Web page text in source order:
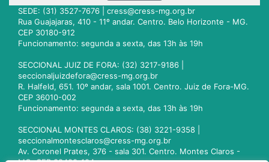
SEDE: (31) 3527-7676 | cress@cress-mg.org.br
Rua Guajajaras, 410 - 11º andar. Centro. Belo Horizonte - MG.
CEP 30180-912
Funcionamento: segunda a sexta, das 13h às 19h
SECCIONAL JUIZ DE FORA: (32) 3217-9186 |
seccionaljuizdefora@cress-mg.org.br
R. Halfeld, 651. 10º andar, sala 1001. Centro. Juiz de Fora-MG.
CEP 36010-002
Funcionamento: segunda a sexta, das 13h às 19h
SECCIONAL MONTES CLAROS: (38) 3221-9358 |
seccionalmontesclaros@cress-mg.org.br
Av. Coronel Prates, 376 - sala 301. Centro. Montes Claros -